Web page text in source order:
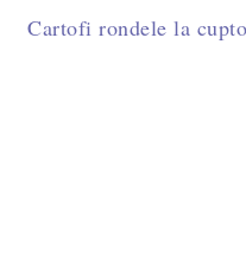
Cartofi rondele la